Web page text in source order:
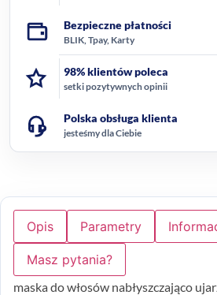
Bezpieczne płatności
BLIK, Tpay, Karty
98% klientów poleca
setki pozytywnych opinii
Polska obsługa klienta
jesteśmy dla Ciebie
Opis Parametry
Masz pytania?
maska do włosów nabłyszczająco